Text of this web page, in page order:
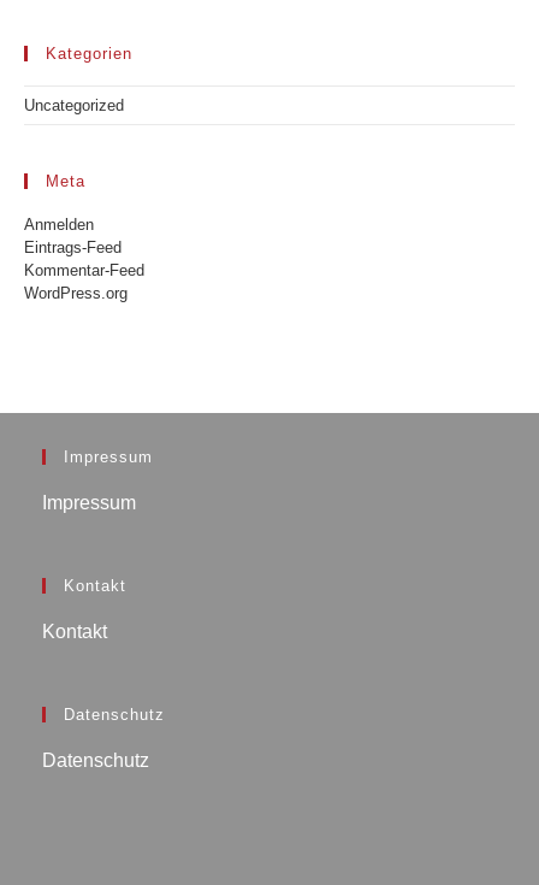
Kategorien
Uncategorized
Meta
Anmelden
Eintrags-Feed
Kommentar-Feed
WordPress.org
Impressum
Impressum
Kontakt
Kontakt
Datenschutz
Datenschutz